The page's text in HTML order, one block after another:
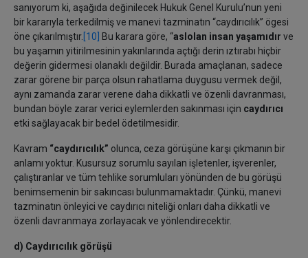
sanıyorum ki, aşağıda değinilecek Hukuk Genel Kurulu’nun yeni
bir kararıyla terkedilmiş ve manevi tazminatın “caydırıcılık” ögesi
öne çıkarılmıştır. [10] Bu karara göre, “aslolan insan yaşamıdır ve
bu yaşamın yitirilmesinin yakınlarında açtığı derin ıztırabı hiçbir
değerin gidermesi olanaklı değildir. Burada amaçlanan, sadece
zarar görene bir parça olsun rahatlama duygusu vermek değil,
aynı zamanda zarar verene daha dikkatli ve özenli davranması,
bundan böyle zarar verici eylemlerden sakınması için caydırıcı
etki sağlayacak bir bedel ödetilmesidir.
Kavram “caydırıcılık” olunca, ceza görüşüne karşı çıkmanın bir
anlamı yoktur. Kusursuz sorumlu sayılan işletenler, işverenler,
çalıştıranlar ve tüm tehlike sorumluları yönünden de bu görüşü
benimsemenin bir sakıncası bulunmamaktadır. Çünkü, manevi
tazminatın önleyici ve caydırıcı niteliği onları daha dikkatli ve
özenli davranmaya zorlayacak ve yönlendirecektir.
d) Caydırıcılık görüşü